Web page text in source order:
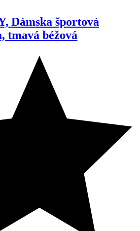
Dámska športová
tmavá béžová